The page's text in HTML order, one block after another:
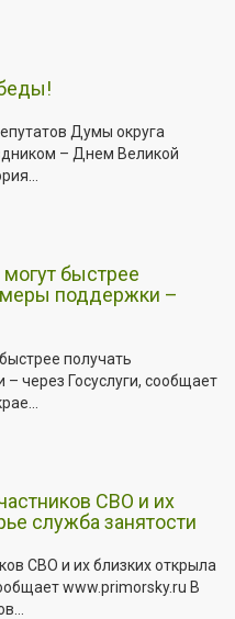
Думы округа
– Днем Великой
быстрее
поддержки –
получать
через Госуслуги, сообщает
СВО и их
служба занятости
СВО и их близких открыла
www.primorsky.ru В